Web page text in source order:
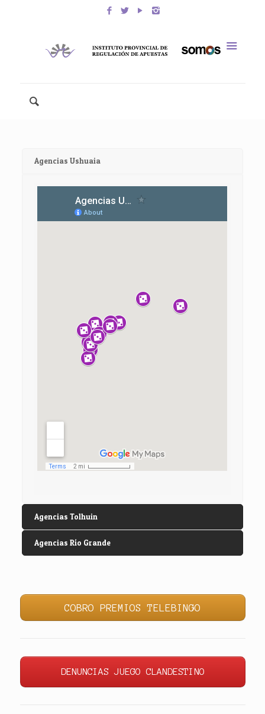
Agencias Ushuaia
Agencias Tolhuin
Agencias Río Grande
COBRO PREMIOS TELEBINGO
DENUNCIAS JUEGO CLANDESTINO